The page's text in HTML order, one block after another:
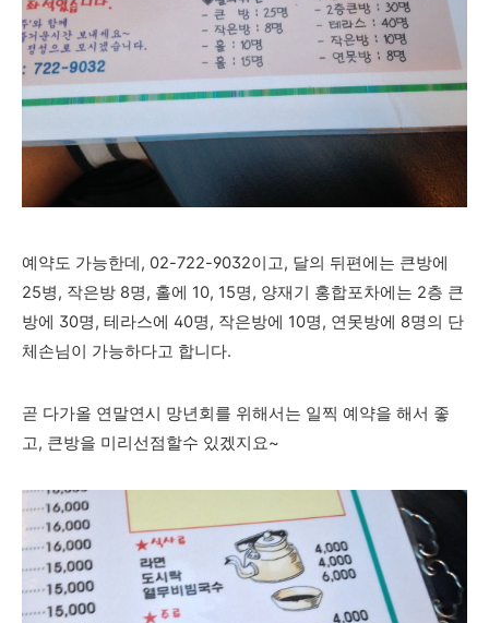
예약도 가능한데, 02-722-9032이고, 달의 뒤편에는 큰방에
25병, 작은방 8명, 홀에 10, 15명, 양재기 홍합포차에는 2층 큰
방에 30명, 테라스에 40명, 작은방에 10명, 연못방에 8명의 단
체손님이 가능하다고 합니다.
곧 다가올 연말연시 망년회를 위해서는 일찍 예약을 해서 좋
고, 큰방을 미리선점할수 있겠지요~